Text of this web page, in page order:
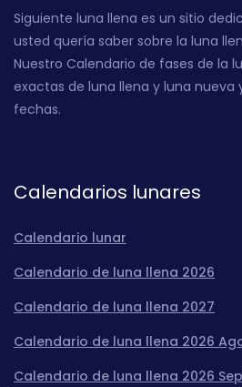
Siguiente luna llena es un sitio
usted quería saber sobre la luna
Nuestro Calendario de fases de la
exactas de luna llena y luna nueva
fechas.
Calendarios lunares
Calendario lunar
Calendario de luna llena 2026
Calendario de luna llena 2027
Calendario de luna llena 2026
Calendario de luna llena 2026